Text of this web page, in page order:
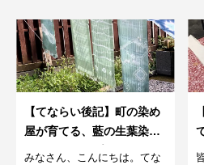
【てならい後記】町の染め
屋が育てる、藍の生葉染め
ワークショップ。8月
みなさん、こんにちは。てな